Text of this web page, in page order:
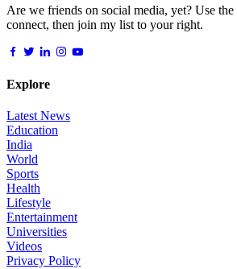
Are we friends on social media, yet? Use
connect, then join my list to your right.
Explore
Latest News
Education
India
World
Sports
Health
Lifestyle
Entertainment
Universities
Videos
Privacy Policy